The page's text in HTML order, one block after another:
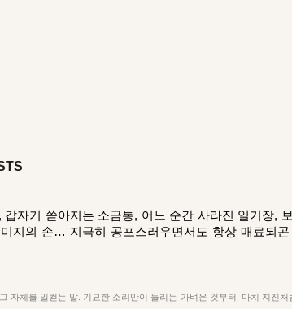
자기 쏟아지는 소금통, 어느 순간 사라진 일기장,
지의 손… 지극히 공포스러우면서도 항상 매료되곤
자체를 일컫는 말. 기묘한 소리만이 들리는 가벼운 것부터, 마치 지진처